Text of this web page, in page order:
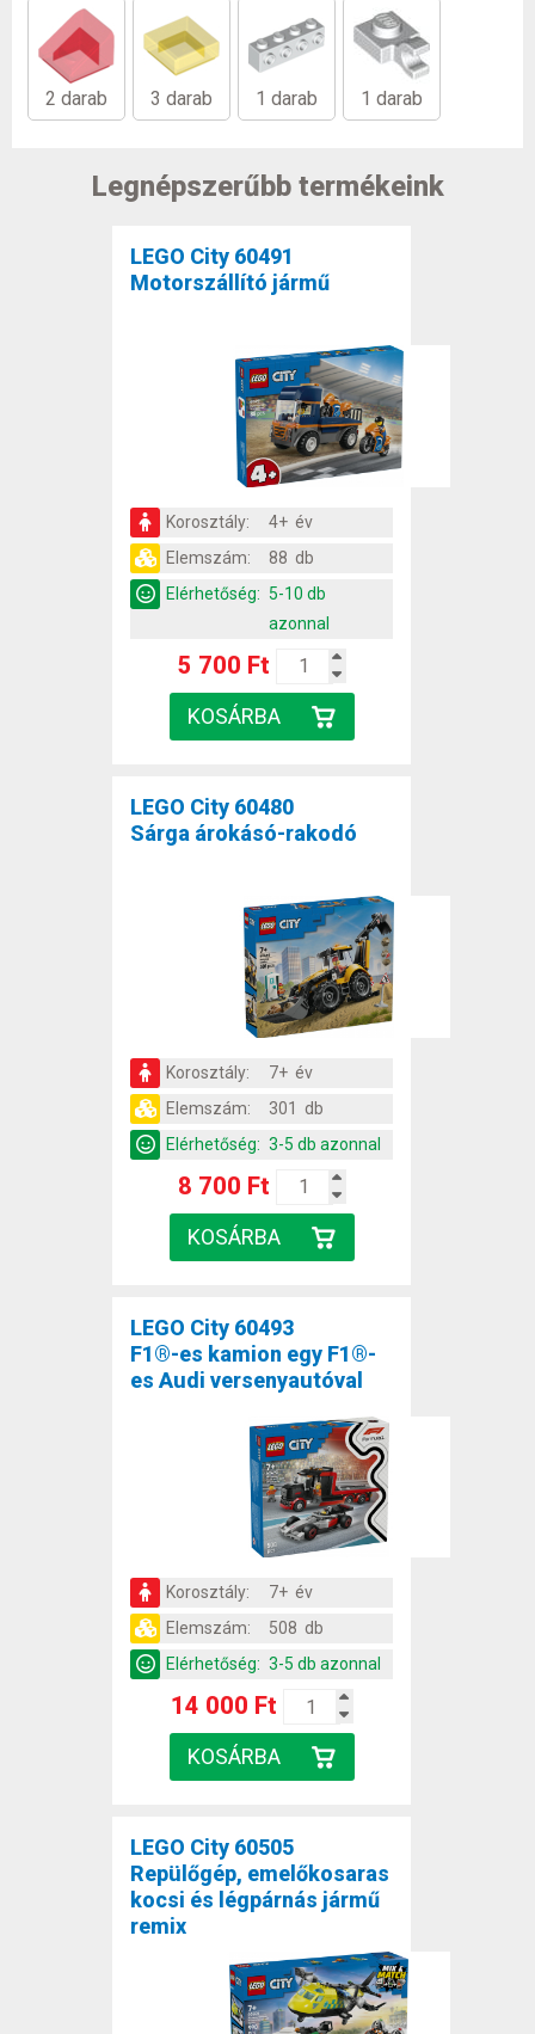
2 darab 3 darab 1 darab 1 darab
Legnépszerűbb termékeink
LEGO City 60491
Motorszállító jármű
Korosztály:
4+ év
Elemszám:
88 db
Elérhetőség: 5-10 db
azonnal
5 700 Ft
LEGO City 60480
Sárga árokásó-rakodó
Korosztály:
7+ év
Elemszám:
301 db
Elérhetőség: 3-5 db azonnal
8 700 Ft
LEGO City 60493
F1®-es kamion egy F1®-
es Audi versenyautóval
Korosztály:
7+ év
Elemszám:
508 db
Elérhetőség: 3-5 db azonnal
14 000 Ft
LEGO City 60505
Repülőgép, emelőkosaras
kocsi és légpárnás jármű
remix